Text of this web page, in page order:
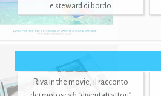
e steward di bordo
Riva in the movie, il racconto